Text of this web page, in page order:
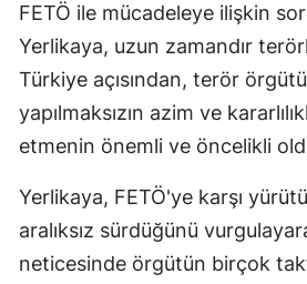
FETÖ ile mücadeleye ilişkin
Yerlikaya, uzun zamandır
Türkiye açısından, terör örgütü
yapılmaksızın azim ve
etmenin önemli ve öncelikli
Yerlikaya, FETÖ'ye karşı
aralıksız sürdüğünü
neticesinde örgütün birçok